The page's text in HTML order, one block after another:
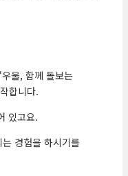
울, 함께 돌보는
합니다.
있고요.
경험을 하시기를